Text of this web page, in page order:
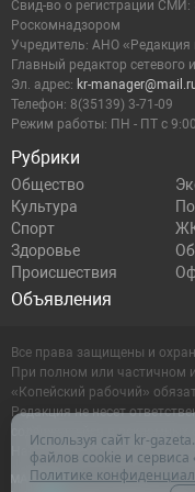
Рубрики
Общество
Культура
Спорт
Здоровье
Происшествия
Объявления
Cвид-во о регистрации
Роскомнадзором
Учредитель: АНО «Редакция
Главный редактор сетевого
Эл. адрес: kr-
Телефон: 8(35139) 3-71-09
Режим работы: ПН - ПТ с
Все права защищены и
При полном или частичном
«Копейский рабочий»
Редакция не несет
содержащейся в рекламных
Настоящий ресурс может
Используя сайт kr-
файлов cookie и сервиса
Политике